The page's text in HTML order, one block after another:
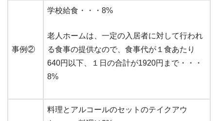
事例②
学校給食・・・8%
老人ホームは、一定の入居者に対して行われ
る食事の提供なので、食事代が１食あたり
640円以下、１日の合計が1920円まで・・・
8%
料理とアルコールのセットのテイクアウ